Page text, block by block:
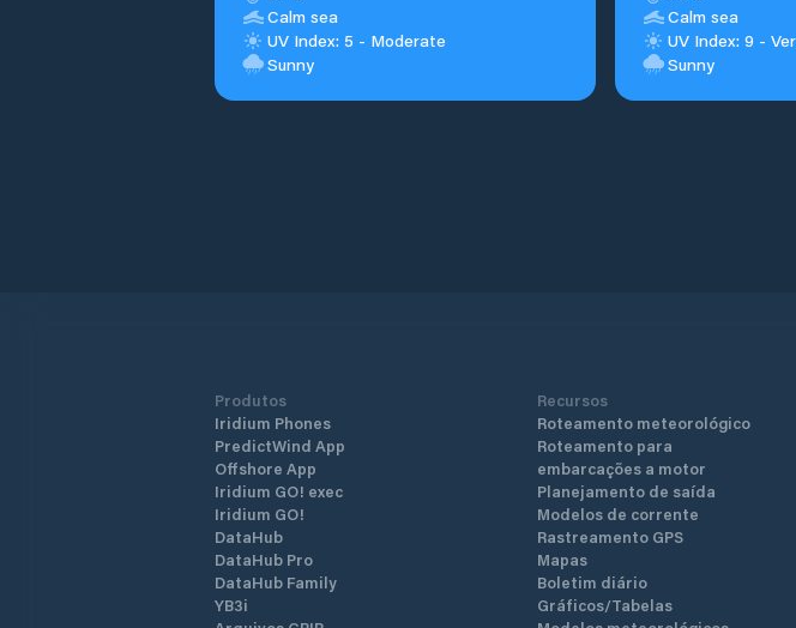
Calm sea
UV Index: 5 - Moderate
Sunny
Calm sea
UV Index: 9 -
Sunny
Produtos
Iridium Phones
PredictWind App
Offshore App
Iridium GO! exec
Iridium GO!
DataHub
DataHub Pro
DataHub Family
YB3i
Recursos
Roteamento meteorológico
Roteamento para
embarcações a motor
Planejamento de saída
Modelos de corrente
Rastreamento GPS
Mapas
Boletim diário
Gráficos/Tabelas